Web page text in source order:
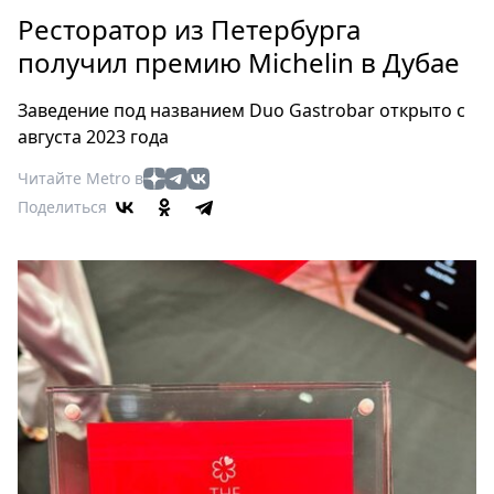
Россия
Мир
Еда
Туризм
Мода
Театр
Книги
Выставки
Пресс-
релизы
О
Metro
Ресторатор из Петербурга
получил премию Michelin в Дубае
Заведение под названием Duo Gastrobar открыто с
августа 2023 года
Читайте Metro в
Поделиться